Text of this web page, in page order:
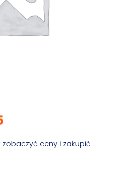
zobaczyć ceny i zakupić